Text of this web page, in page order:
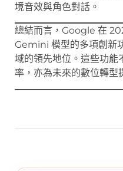
境音效與角色對話。
總結而言，Google 在
Gemini 模型的多項創新
域的領先地位。這些功能
率，亦為未來的數位轉型